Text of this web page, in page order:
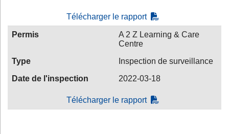
Télécharger le rapport
Permis
A 2 Z Learning & Care
Centre
Type
Inspection de surveillance
Date de l'inspection
2022-03-18
Télécharger le rapport